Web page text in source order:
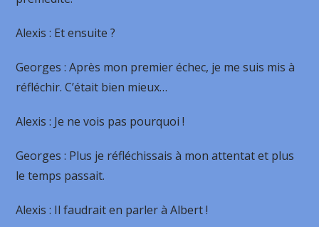
Alexis : Et ensuite ?
Georges : Après mon premier échec, je me suis mis à
réfléchir. C’était bien mieux…
Alexis : Je ne vois pas pourquoi !
Georges : Plus je réfléchissais à mon attentat et plus
le temps passait.
Alexis : Il faudrait en parler à Albert !